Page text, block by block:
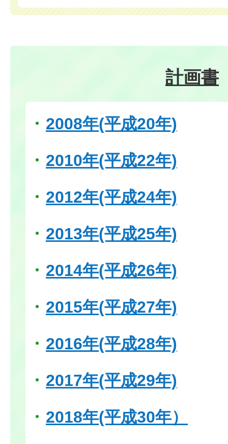
計画書
2008年(平成20年)
2010年(平成22年)
2012年(平成24年)
2013年(平成25年)
2014年(平成26年)
2015年(平成27年)
2016年(平成28年)
2017年(平成29年)
2018年(平成30年）